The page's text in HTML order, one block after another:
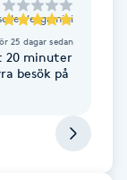
Vergamini
25 dagar sedan
20 minuter
besök på